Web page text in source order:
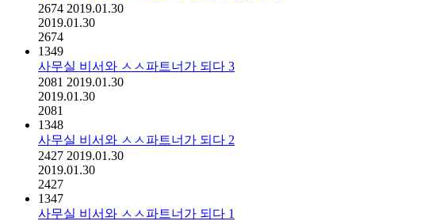
2674 2019.01.30
2019.01.30
2674
1349
사무실 비서와 ㅅㅅ파트너가 되다 3
2081 2019.01.30
2019.01.30
2081
1348
사무실 비서와 ㅅㅅ파트너가 되다 2
2427 2019.01.30
2019.01.30
2427
1347
사무실 비서와 ㅅㅅ파트너가 되다 1